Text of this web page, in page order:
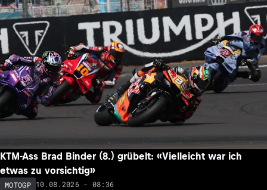
KTM-Ass Brad Binder (8.) grübelt: «Vielleicht war ich
etwas zu vorsichtig»
MOTOGP 10.08.2026 - 08:36